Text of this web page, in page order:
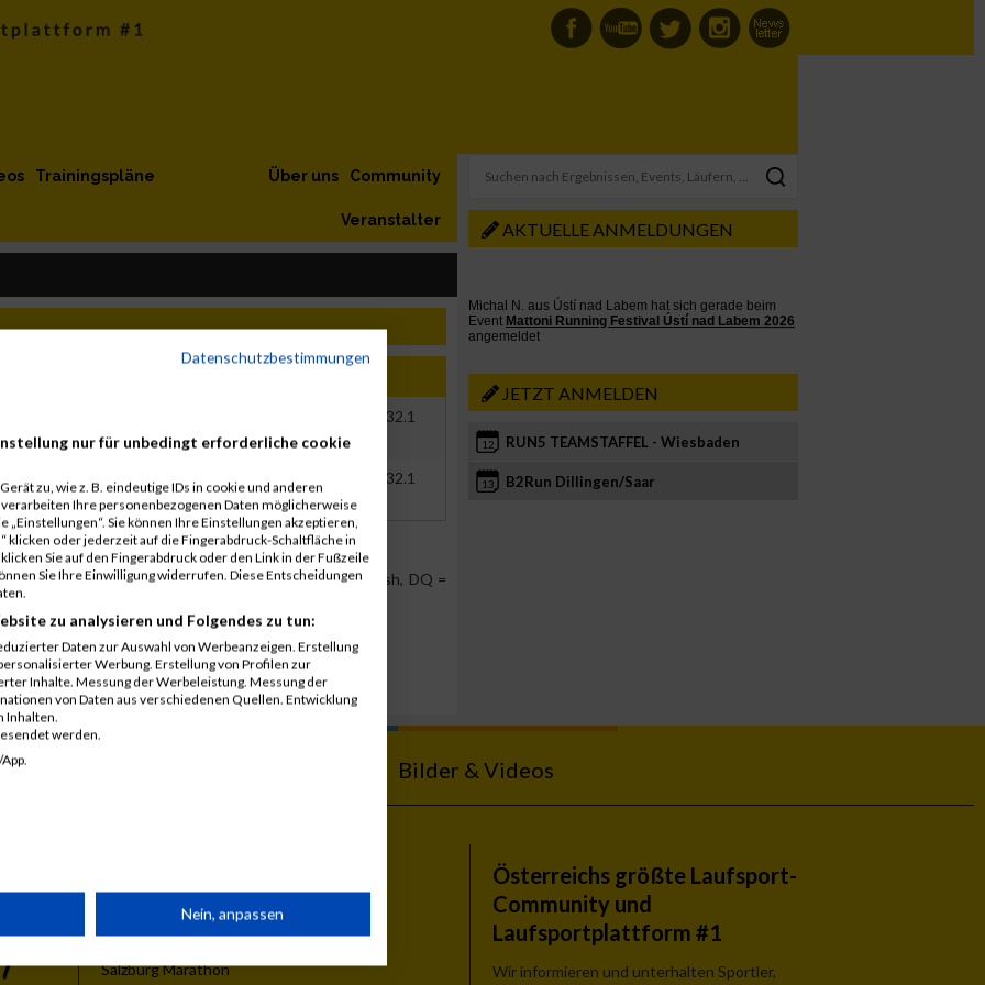
Trainingspläne Community
Über uns
Veranstalter
04:17:32.1
AUT 02:11:34.3 04:17:32.1
Position, DNS = Did not start, DNF = Did not finish, DQ =
AKTUELLE ANMELDUNGEN
JETZT ANMELDEN
12 RUN5 TEAMSTAFFEL - Wiesbaden
13 B2Run Dillingen/Saar
Bilder & Videos
Vienna City Marathon
Salzburg Marathon
Österreichs größte Laufsport-
Community und
Laufsportplattform #1
Wir informieren und unterhalten Sportler,
Datenschutzbestimmungen
nur für unbedingt erforderliche cookie
zu, wie z. B. eindeutige IDs in cookie und anderen
Ihre personenbezogenen Daten möglicherweise
Sie können Ihre Einstellungen akzeptieren,
klicken oder jederzeit auf die Fingerabdruck-Schaltfläche in
Sie auf den Fingerabdruck oder den Link in der Fußzeile
Sie Ihre Einwilligung widerrufen. Diese Entscheidungen
zu analysieren und Folgendes zu tun:
Daten zur Auswahl von Werbeanzeigen. Erstellung
Werbung. Erstellung von Profilen zur
Inhalte. Messung der Werbeleistung. Messung der
von Daten aus verschiedenen Quellen. Entwicklung
Inhalten.
werden.
Nein, anpassen